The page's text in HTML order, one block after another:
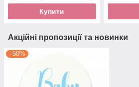
Купити
Акційні пропозиції та новинки
–50%